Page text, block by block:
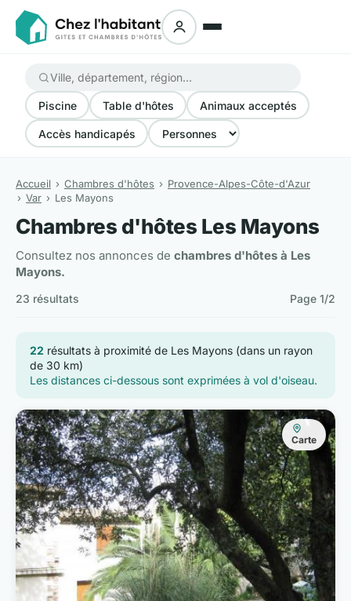
Piscine Table d'hôtes Animaux acceptés
Accès handicapés
Accueil Chambres d'hôtes
Provence-Alpes-Côte-d'Azur
Var
Les Mayons
Chambres d'hôtes Les Mayons
Consultez nos annonces de chambres d'hôtes à Les
Mayons.
23 résultats Page 1/2
22 résultats à proximité de Les Mayons (dans un rayon
de 30 km)
Les distances ci-dessous sont exprimées à vol d'oiseau.
Carte